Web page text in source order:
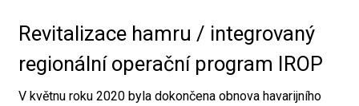
Revitalizace hamru / integrovaný
regionální operační program IROP
V květnu roku 2020 byla dokončena obnova havarijního